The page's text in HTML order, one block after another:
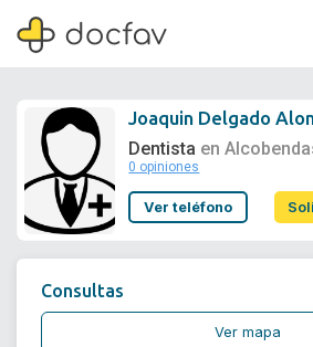
Soporte
Joaquin Delgado
Dentista en
0 opiniones
Ver teléfono
Consultas
Ver mapa